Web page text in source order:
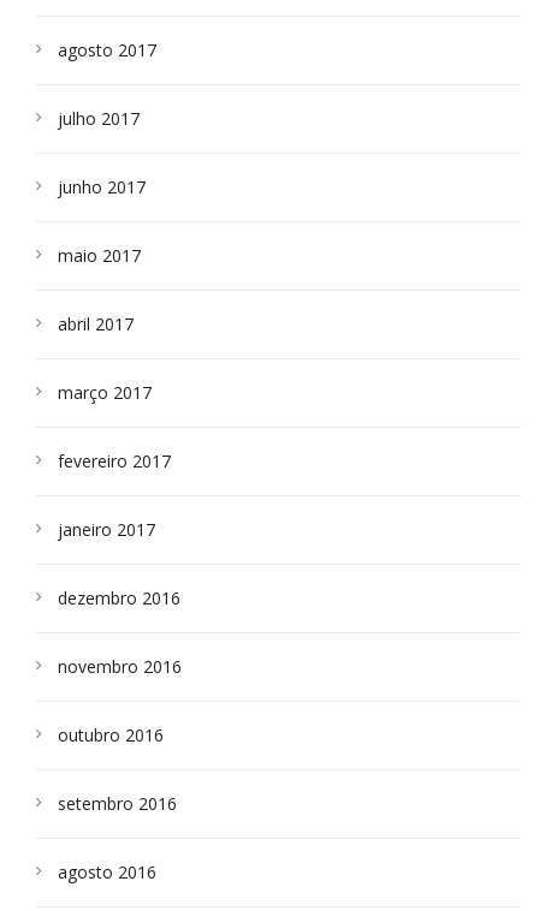
agosto 2017
julho 2017
junho 2017
maio 2017
abril 2017
março 2017
fevereiro 2017
janeiro 2017
dezembro 2016
novembro 2016
outubro 2016
setembro 2016
agosto 2016